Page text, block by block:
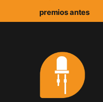
premios antes